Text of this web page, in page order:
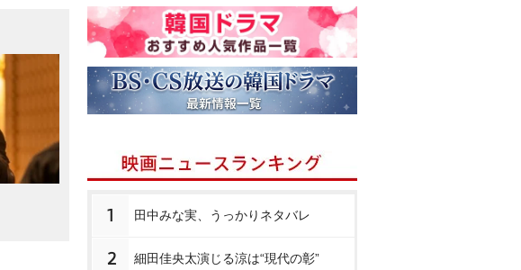
1 田中みな実、うっかりネタバレ
2 細田佳央太演じる涼は“現代の彰”